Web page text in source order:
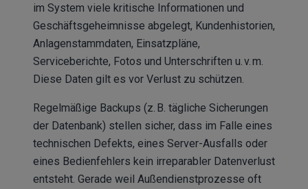
im System viele kritische Informationen und
Geschäftsgeheimnisse abgelegt, Kundenhistorien,
Anlagenstammdaten, Einsatzpläne,
Serviceberichte, Fotos und Unterschriften u. v. m.
Diese Daten gilt es vor Verlust zu schützen.
Regelmäßige Backups (z. B. tägliche Sicherungen
der Datenbank) stellen sicher, dass im Falle eines
technischen Defekts, eines Server-Ausfalls oder
eines Bedienfehlers kein irreparabler Datenverlust
entsteht. Gerade weil Außendienstprozesse oft